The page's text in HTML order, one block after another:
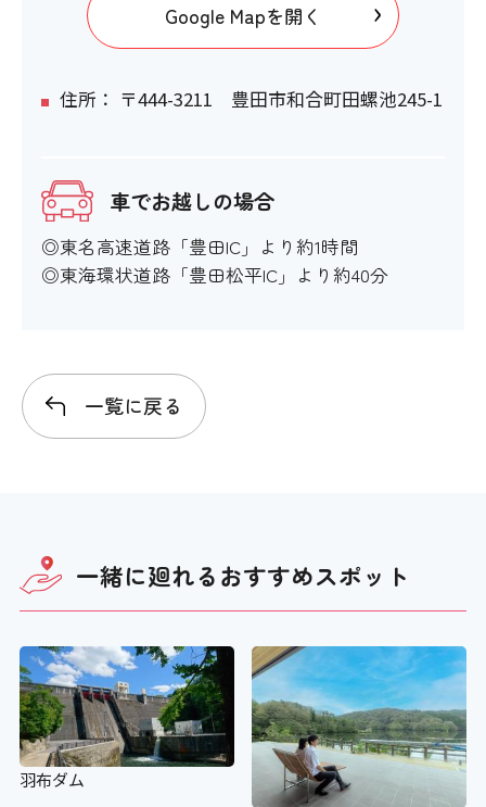
Google Mapを開く
住所： 〒444-3211 豊田市和合町田螺池245-1
車でお越しの場合
◎東名高速道路「豊田IC」より約1時間
◎東海環状道路「豊田松平IC」より約40分
一覧に戻る
一緒に廻れるおすすめスポット
羽布ダム